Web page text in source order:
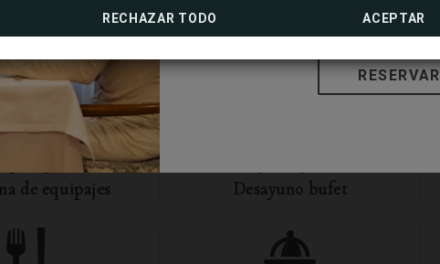
RECHAZAR TODO ACEPTAR
Y SERVICIOS
de equipajes Desayuno bufet
RESERVAR